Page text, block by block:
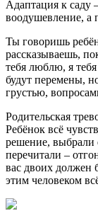
Адаптация к саду
воодушевление, а
Ты говоришь
рассказываешь,
тебя люблю, я
будут перемены,
грустью,
Родительская
Ребёнок всё
решение, выбрали
перечитали –
вас двоих должен
этим человеком